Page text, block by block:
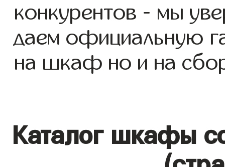
конкурентов - мы
даем официальную
на шкаф но и на
Каталог шкафы